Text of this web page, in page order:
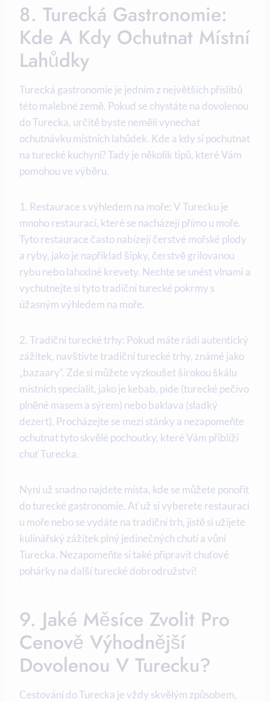
8. Turecká Gastronomie:
Kde A Kdy Ochutnat Místní
Lahůdky
Turecká gastronomie je jedním z největších příslibů
této malebné země. Pokud se chystáte na dovolenou
do Turecka, určitě byste neměli vynechat
ochutnávku místních lahůdek. Kde a kdy si pochutnat
na turecké kuchyni? Tady je několik tipů, které Vám
pomohou ve výběru.
1. Restaurace s výhledem na moře: V Turecku je
mnoho restaurací, které se nacházejí přímo u moře.
Tyto restaurace často nabízejí čerstvé mořské plody
a ryby, jako je například šipky, čerstvě grilovanou
rybu nebo lahodné krevety. Nechte se unést vlnami a
vychutnejte si tyto tradiční turecké pokrmy s
úžasným výhledem na moře.
2. Tradiční turecké trhy: Pokud máte rádi autentický
zážitek, navštivte tradiční turecké trhy, známé jako
„bazaary“. Zde si můžete vyzkoušet širokou škálu
místních specialit, jako je kebab, pide (turecké pečivo
plněné masem a sýrem) nebo baklava (sladký
dezert). Procházejte se mezi stánky a nezapomeňte
ochutnat tyto skvělé pochoutky, které Vám přiblíží
chuť Turecka.
Nyní už snadno najdete místa, kde se můžete ponořit
do turecké gastronomie. Ať už si vyberete restauraci
u moře nebo se vydáte na tradiční trh, jistě si užijete
kulinářský zážitek plný jedinečných chutí a vůní
Turecka. Nezapomeňte si také připravit chuťové
pohárky na další turecké dobrodružství!
9. Jaké Měsíce Zvolit Pro
Cenově Výhodnější
Dovolenou V Turecku?
Cestování do Turecka je vždy skvělým způsobem,